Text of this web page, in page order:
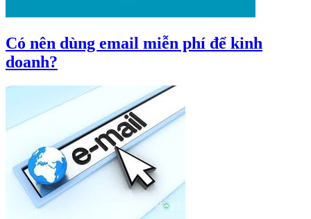
Có nên dùng email miễn phí để kinh
doanh?